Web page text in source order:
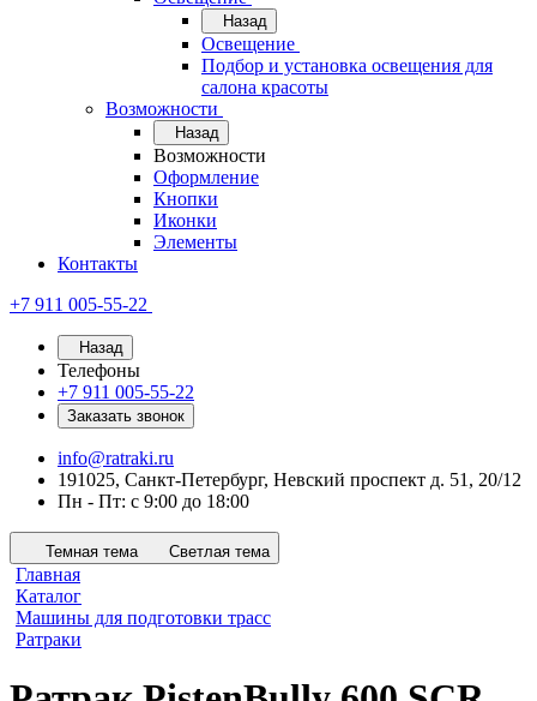
Назад
Освещение
Подбор и установка освещения для
салона красоты
Возможности
Назад
Возможности
Оформление
Кнопки
Иконки
Элементы
Контакты
+7 911 005-55-22
Назад
Телефоны
+7 911 005-55-22
Заказать звонок
info@ratraki.ru
191025, Санкт-Петербург, Невский проспект д. 51, 20/12
Пн - Пт: с 9:00 до 18:00
Темная тема Светлая тема
Главная
Каталог
Машины для подготовки трасс
Ратраки